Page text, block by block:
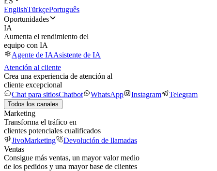
EnglishTürkçePortuguês
Oportunidades
IA
Aumenta el rendimiento del
equipo con IA
Agente de IAAsistente de IA
Atención al cliente
Crea una experiencia de atención al
cliente excepcional
Chat para sitiosChatbot WhatsApp Instagram Telegram
Todos los canales
Marketing
Transforma el tráfico en
clientes potenciales cualificados
JivoMarketing
Devolución de llamadas
Ventas
Consigue más ventas, un mayor valor medio
de los pedidos y una mayor base de clientes